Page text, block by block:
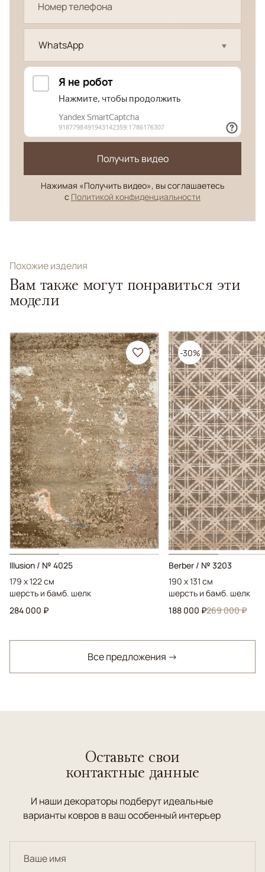
WhatsApp
Получить видео
Нажимая «Получить видео», вы соглашаетесь
с Политикой конфиденциальности
Похожие изделия
Вам также могут понравиться эти
модели
Illusion / № 4025
179 x 122 см
шерсть и бамб. шелк
284 000 ₽
-30%
Berber / № 3203
190 x 131 см
шерсть и бамб. шелк
188 000 ₽269 000 ₽
Все предложения →
Оставьте свои
контактные данные
И наши декораторы подберут идеальные
варианты ковров в ваш особенный интерьер